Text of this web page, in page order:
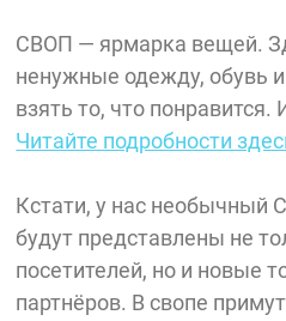
СВОП — ярмарка вещей.
ненужные одежду, обувь
взять то, что понравится.
Читайте подробности
Кстати, у нас необычный
будут представлены не
посетителей, но и новые
партнёров. В свопе